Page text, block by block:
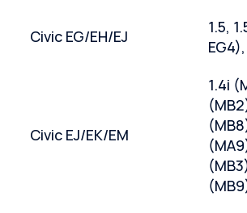
Civic EG/EH/EJ
1.5,
Civic EJ/EK/EM
1.4i